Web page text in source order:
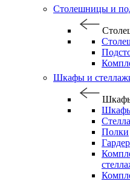
Столешницы и
Шкафы и
Полки